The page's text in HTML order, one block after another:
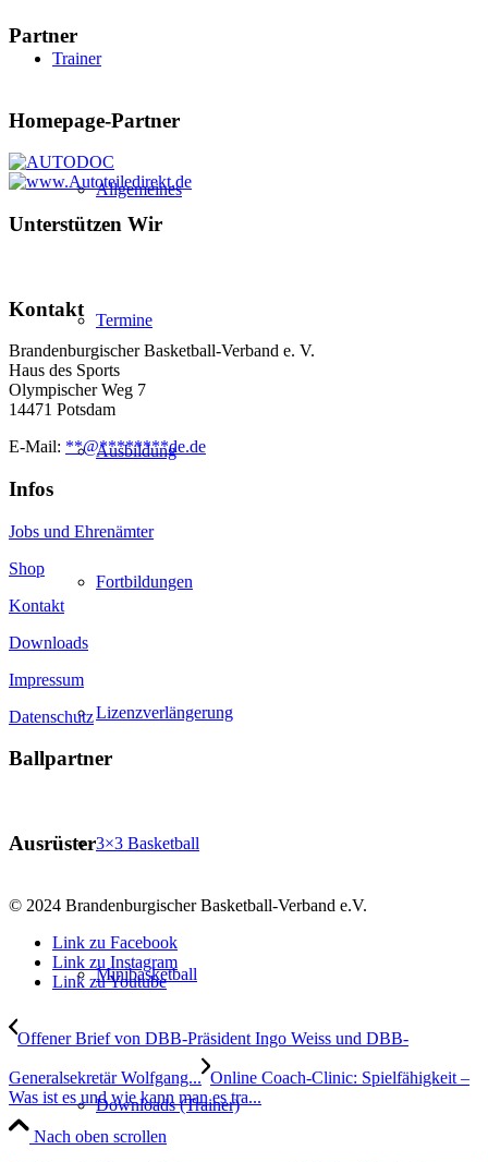
Trainer
Allgemeines
Termine
Ausbildung
Fortbildungen
Lizenzverlängerung
3×3 Basketball
Minibasketball
Downloads (Trainer)
Partner
Homepage-Partner
Unterstützen Wir
Kontakt
Brandenburgischer Basketball-Verband e. V.
Haus des Sports
Olympischer Weg 7
14471 Potsdam
E-Mail: **@********de.de
Infos
Jobs und Ehrenämter
Shop
Kontakt
Downloads
Impressum
Datenschutz
Ballpartner
Ausrüster
© 2024 Brandenburgischer Basketball-Verband e.V.
Link zu Facebook
Link zu Instagram
Link zu Youtube
Offener Brief von DBB-Präsident Ingo Weiss und DBB-
Generalsekretär Wolfgang... Online Coach-Clinic: Spielfähigkeit –
Was ist es und wie kann man es tra...
Nach oben scrollen